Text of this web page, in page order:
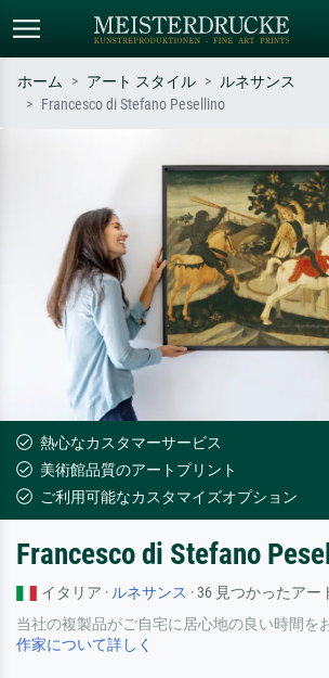
– 例：モネ、星月夜、印象派、北
斎の波、ヌード。
シーンを
緑の草原、
油絵、木
ホーム アート スタイル
ルネサンス
Francesco di Stefano Pesellino
熱心なカスタマーサービス
美術館品質のアートプリント
ご利用可能なカスタマイズオプション
Francesco di Stefano
イタリア · ルネサンス · 36 見つかったアー
当社の複製品がご自宅に居心地の良い時間を
作家について詳しく